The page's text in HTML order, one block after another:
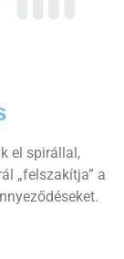
el spirállal,
„felszakítja” a